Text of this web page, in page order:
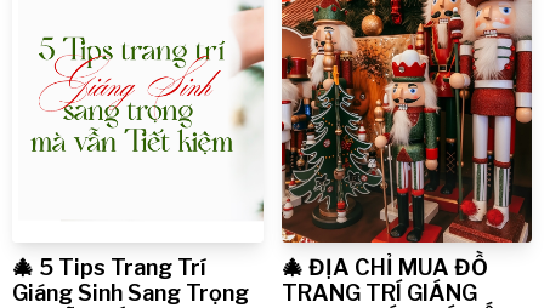
giúp độc giả hiểu rõ cách họ
tạo nên nền tảng của nghệ
thuật phương Tây hiện đại.
🎄 5 Tips Trang Trí
Giáng Sinh Sang Trọng
🎄 ĐỊA CHỈ MUA ĐỒ
TRANG TRÍ GIÁNG